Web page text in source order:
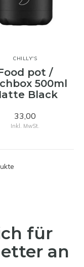
CHILLY'S
pot /
500ml
Black
33,00
Inkl. MwSt.
für
an